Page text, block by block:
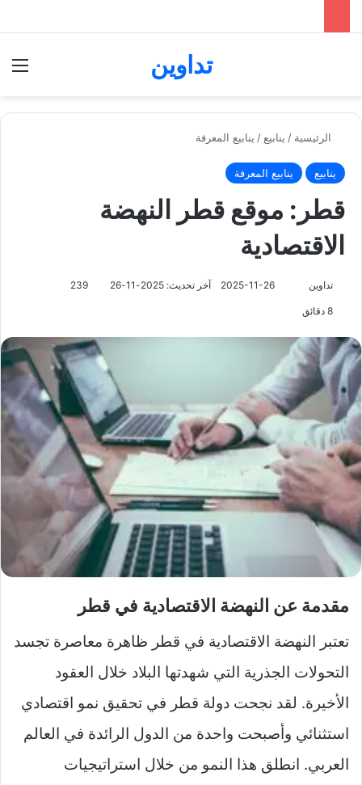
تداوين
الرئيسية / ينابيع / ينابيع المعرفة
ينابيع ينابيع المعرفة
قطر: موقع قطر النهضة
الاقتصادية
تداوين 2025-11-26 آخر تحديث: 2025-11-26 239
مقدمة عن النهضة الاقتصادية في قطر
تعتبر النهضة الاقتصادية في قطر ظاهرة معاصرة تجسد
التحولات الجذرية التي شهدتها البلاد خلال العقود
الأخيرة. لقد نجحت دولة قطر في تحقيق نمو اقتصادي
استثنائي وأصبحت واحدة من الدول الرائدة في العالم
العربي. انطلق هذا النمو من خلال استراتيجيات